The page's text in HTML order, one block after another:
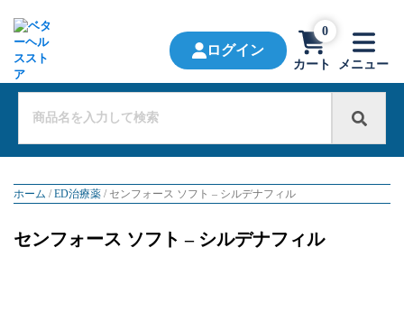
ログイン
カート
0
メニュー
ホーム /ED治療薬 / センフォース ソフト – シルデナフィル
センフォース ソフト – シルデナフィル